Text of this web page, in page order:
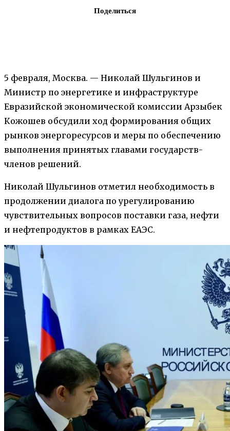
Поделиться
5 февраля, Москва. — Николай Шульгинов и
Министр по энергетике и инфраструктуре
Евразийской экономической комиссии Арзыбек
Кожошев обсудили ход формирования общих
рынков энергоресурсов и меры по обеспечению
выполнения принятых главами государств-
членов решений.
Николай Шульгинов отметил необходимость в
продолжении диалога по урегулированию
чувствительных вопросов поставки газа, нефти
и нефтепродуктов в рамках ЕАЭС.